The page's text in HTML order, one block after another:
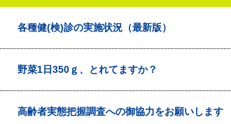
各種健(検)診の実施状況（最新版）
野菜1日350ｇ、とれてますか？
高齢者実態把握調査への御協力をお願いします